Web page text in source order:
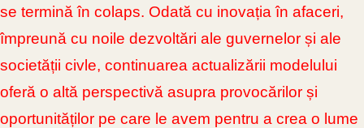
se termină în colaps. Odată cu inovația în afaceri,
împreună cu noile dezvoltări ale guvernelor și ale
societății civle, continuarea actualizării modelului
oferă o altă perspectivă asupra provocărilor și
oportunităților pe care le avem pentru a crea o lume